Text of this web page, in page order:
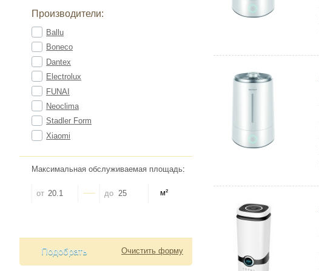
Производители:
Ballu
Boneco
Dantex
Electrolux
FUNAI
Neoclima
Stadler Form
Xiaomi
Максимальная обслуживаемая площадь:
от до м²
Очистить форму
Подобрать